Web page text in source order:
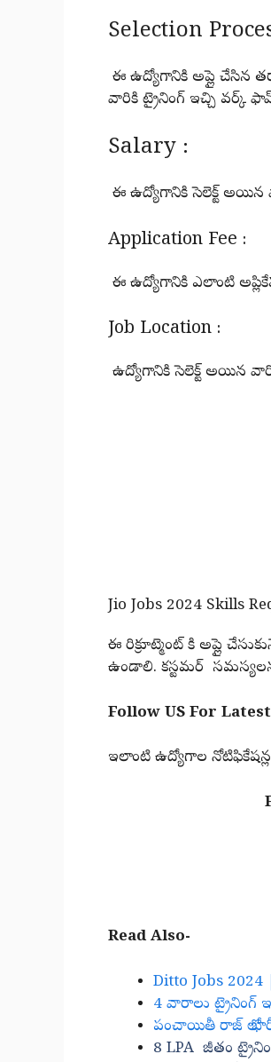
Selection
ఈ ఉద్యోగానికి అప్లై చేసిన
వారికి ట్రైనింగ్ ఇచ్చి వర్క్
Salary :
ఈ ఉద్యోగానికి సెలెక్ట్ అయిన
Application Fee :
ఈ ఉద్యోగానికి ఎలాంటి
Job Location :
ఉద్యోగానికి సెలెక్ట్ అయిన
Jio Jobs 2024 Skills
ఈ రిక్రూట్మెంట్ కి అప్లై
ఉండాలి. కస్టమర్
Follow US For
ఇలాంటి ఉద్యోగాల
Read Also-
Ditto Jobs
4 వారాలు ట్రైనింగ్
పంచాయితీ రాజ్ లో
8 LPA జీతం